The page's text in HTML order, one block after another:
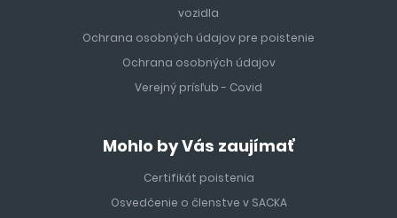
vozidla
Ochrana osobných údajov pre poistenie
Ochrana osobných údajov
Verejný prísľub - Covid
Mohlo by Vás zaujímať
Certifikát poistenia
Osvedčenie o členstve v SACKA